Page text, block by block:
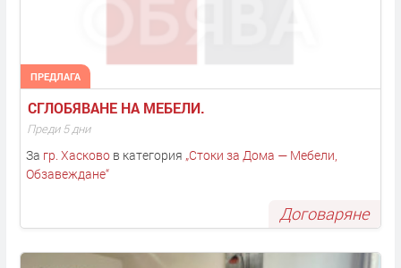
ПРЕДЛАГА
СГЛОБЯВАНЕ НА МЕБЕЛИ.
Преди 5 дни
За гр. Хасковов категория „Стоки за Дома — Мебели,
Обзавеждане“
Договаряне